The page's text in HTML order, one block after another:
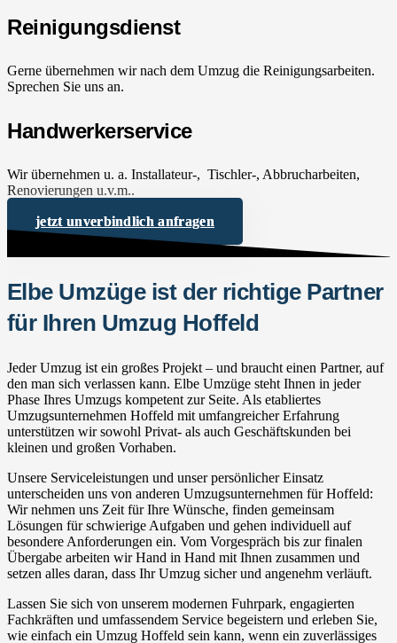
Reinigungsdienst
Gerne übernehmen wir nach dem Umzug die Reinigungsarbeiten.
Sprechen Sie uns an.
Handwerkerservice
Wir übernehmen u. a. Installateur-, Tischler-, Abbrucharbeiten,
Renovierungen u.v.m..
jetzt unverbindlich anfragen
Elbe Umzüge ist der richtige Partner
für Ihren Umzug Hoffeld
Jeder Umzug ist ein großes Projekt – und braucht einen Partner, auf
den man sich verlassen kann. Elbe Umzüge steht Ihnen in jeder
Phase Ihres Umzugs kompetent zur Seite. Als etabliertes
Umzugsunternehmen Hoffeld mit umfangreicher Erfahrung
unterstützen wir sowohl Privat- als auch Geschäftskunden bei
kleinen und großen Vorhaben.
Unsere Serviceleistungen und unser persönlicher Einsatz
unterscheiden uns von anderen Umzugsunternehmen für Hoffeld:
Wir nehmen uns Zeit für Ihre Wünsche, finden gemeinsam
Lösungen für schwierige Aufgaben und gehen individuell auf
besondere Anforderungen ein. Vom Vorgespräch bis zur finalen
Übergabe arbeiten wir Hand in Hand mit Ihnen zusammen und
setzen alles daran, dass Ihr Umzug sicher und angenehm verläuft.
Lassen Sie sich von unserem modernen Fuhrpark, engagierten
Fachkräften und umfassendem Service begeistern und erleben Sie,
wie einfach ein Umzug Hoffeld sein kann, wenn ein zuverlässiges